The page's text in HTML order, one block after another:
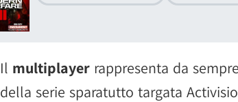
Il multiplayer rappresenta da
della serie sparatutto targata